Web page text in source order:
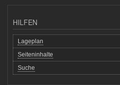
HILFEN
Lageplan
Seiteninhalte
Suche